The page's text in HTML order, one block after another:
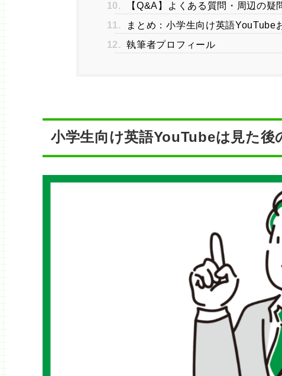
10.
【Q&A】よくある質問・周辺の疑
11.
まとめ：小学生向け英語YouTube
12.
執筆者プロフィール
小学生向け英語YouTubeは見た後